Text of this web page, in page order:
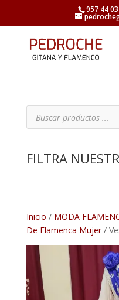
957 44
Inicio / MODA
De Flamenca Mujer/
B
d
a
d
u
c
o
FILTRA